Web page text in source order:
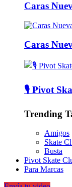
Caras
Caras
🎙️ Pivot
Trending
Amigos
Skate
Busta
Pivot Skate
Para Marcas